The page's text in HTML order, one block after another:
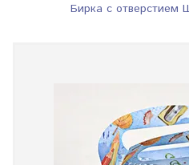
Бирка с отверстием